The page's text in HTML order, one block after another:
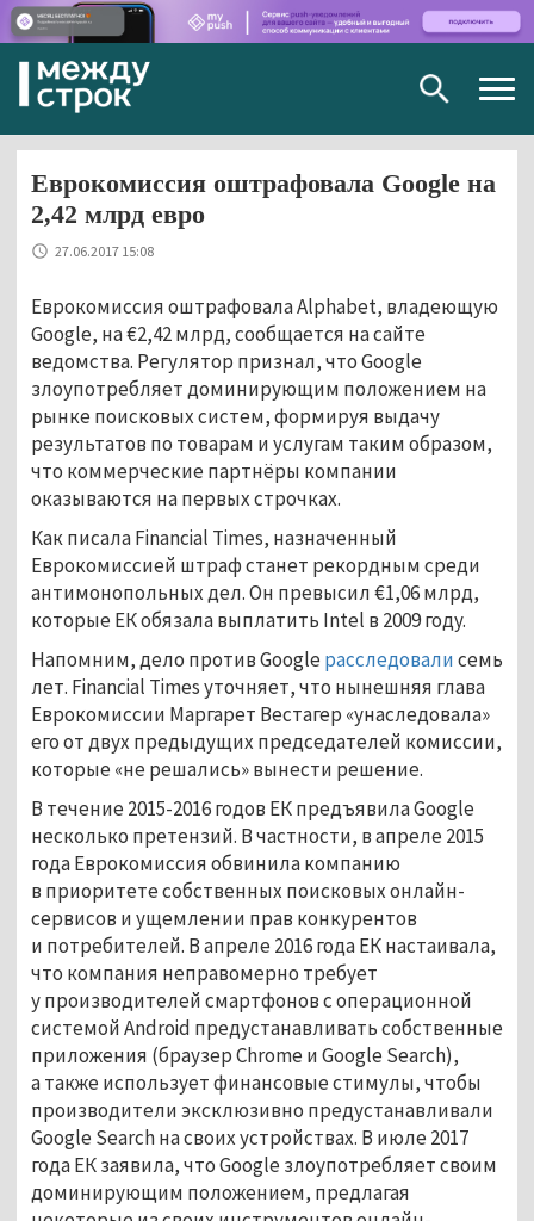
Еврокомиссия оштрафовала Google на
2,42 млрд евро
27.06.2017 15:08
Еврокомиссия оштрафовала Alphabet, владеющую
Google, на €2,42 млрд, сообщается на сайте
ведомства. Регулятор признал, что Google
злоупотребляет доминирующим положением на
рынке поисковых систем, формируя выдачу
результатов по товарам и услугам таким образом,
что коммерческие партнёры компании
оказываются на первых строчках.
Как писала Financial Times, назначенный
Еврокомиссией штраф станет рекордным среди
антимонопольных дел. Он превысил €1,06 млрд,
которые ЕК обязала выплатить Intel в 2009 году.
Напомним, дело против Google расследовалисемь
лет. Financial Times уточняет, что нынешняя глава
Еврокомиссии Маргарет Вестагер «унаследовала»
его от двух предыдущих председателей комиссии,
которые «не решались» вынести решение.
В течение 2015-2016 годов ЕК предъявила Google
несколько претензий. В частности, в апреле 2015
года Еврокомиссия обвинила компанию
в приоритете собственных поисковых онлайн-
сервисов и ущемлении прав конкурентов
и потребителей. В апреле 2016 года ЕК настаивала,
что компания неправомерно требует
у производителей смартфонов с операционной
системой Android предустанавливать собственные
приложения (браузер Chrome и Google Search),
а также использует финансовые стимулы, чтобы
производители эксклюзивно предустанавливали
Google Search на своих устройствах. В июле 2017
года ЕК заявила, что Google злоупотребляет своим
доминирующим положением, предлагая